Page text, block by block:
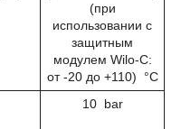
(при
использовании с
защитным
модулем Wilo-C:
от -20 до +110) °C
10 bar